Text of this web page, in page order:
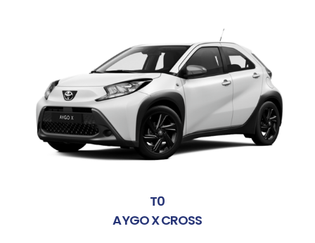
T0
AYGO X CROSS